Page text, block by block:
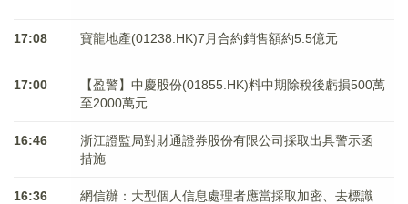
17:08 寶龍地產(01238.HK)7月合約銷售額約5.5億元
17:00
【盈警】中慶股份(01855.HK)料中期除稅後虧損500萬
至2000萬元
16:46
浙江證監局對財通證券股份有限公司採取出具警示函
措施
16:36
網信辦：大型個人信息處理者應當採取加密、去標識